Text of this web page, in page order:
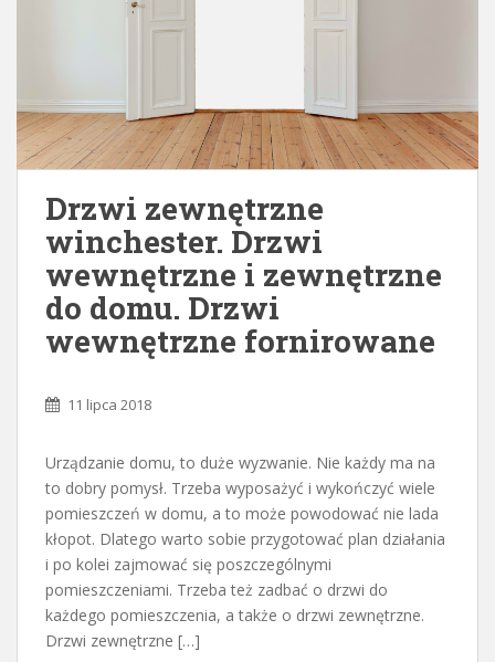
Drzwi zewnętrzne
winchester. Drzwi
wewnętrzne i zewnętrzne
do domu. Drzwi
wewnętrzne fornirowane
11 lipca 2018
Urządzanie domu, to duże wyzwanie. Nie każdy ma na
to dobry pomysł. Trzeba wyposażyć i wykończyć wiele
pomieszczeń w domu, a to może powodować nie lada
kłopot. Dlatego warto sobie przygotować plan działania
i po kolei zajmować się poszczególnymi
pomieszczeniami. Trzeba też zadbać o drzwi do
każdego pomieszczenia, a także o drzwi zewnętrzne.
Drzwi zewnętrzne […]